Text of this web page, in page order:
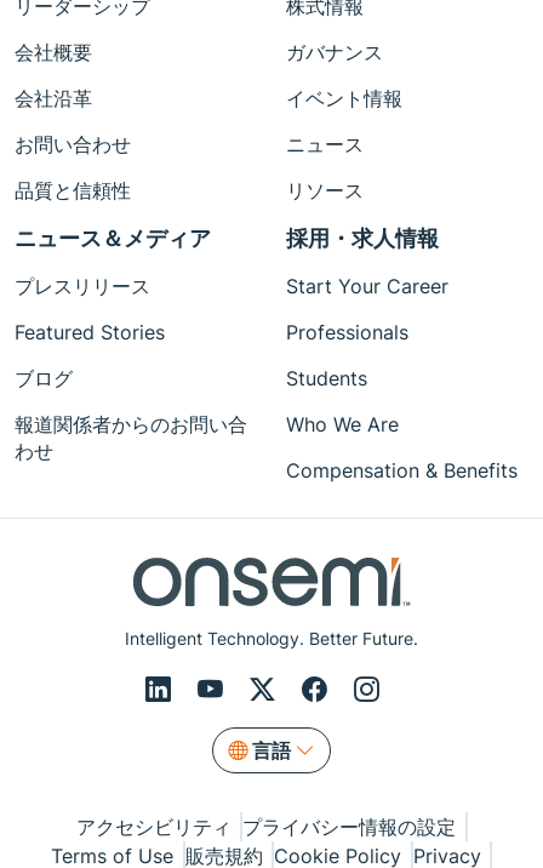
Intelligent Technology. Better Future.
言語
リーダーシップ
会社概要
会社沿革
お問い合わせ
品質と信頼性
株式情報
ガバナンス
イベント情報
ニュース
リソース
ニュース＆メディア
プレスリリース
Featured Stories
ブログ
報道関係者からのお問い合
わせ
採用・求人情報
Start Your Career
Professionals
Students
Who We Are
Compensation & Benefits
アクセシビリティ
プライバシー情報の設定
Terms of Use 販売規約 Cookie Policy Privacy